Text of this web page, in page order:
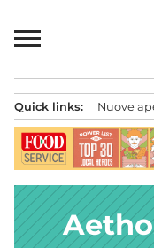
al
contenuto
principale
Quick links: Nuove